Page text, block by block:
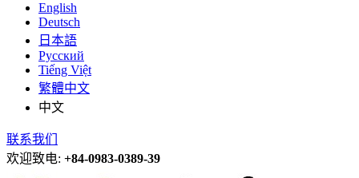
English
Deutsch
日本語
Русский
Tiếng Việt
繁體中文
中文
联系我们
欢迎致电: +84-0983-0389-39